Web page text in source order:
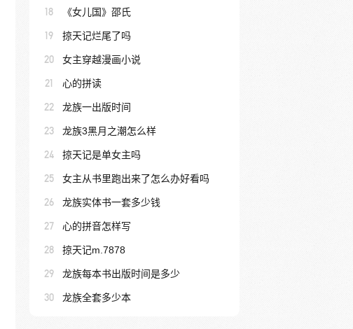
18 《女儿国》邵氏
19 掠天记烂尾了吗
20 女主穿越漫画小说
21 心的拼读
22 龙族一出版时间
23 龙族3黑月之潮怎么样
24 掠天记是单女主吗
25 女主从书里跑出来了怎么办好看吗
26 龙族实体书一套多少钱
27 心的拼音怎样写
28 掠天记m.7878
29 龙族每本书出版时间是多少
30 龙族全套多少本